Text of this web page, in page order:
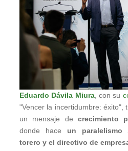
Eduardo Dávila Miura, con su
"Vencer la incertidumbre: éxito",
un mensaje de crecimiento
donde hace un paralelismo
torero y el directivo de